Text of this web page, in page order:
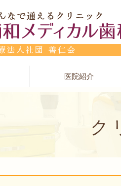
医院紹介
ク